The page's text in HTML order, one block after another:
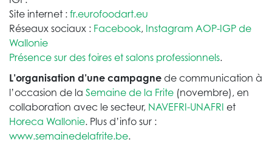
Site internet : fr.eurofoodart.eu
Réseaux sociaux : Facebook, Instagram AOP-IGP de
Wallonie
Présence sur des foires et salons professionnels.
L’organisation d’une campagne de communication à
l’occasion de la Semaine de la Frite (novembre), en
collaboration avec le secteur, NAVEFRI-UNAFRI et
Horeca Wallonie. Plus d’info sur :
www.semainedelafrite.be.